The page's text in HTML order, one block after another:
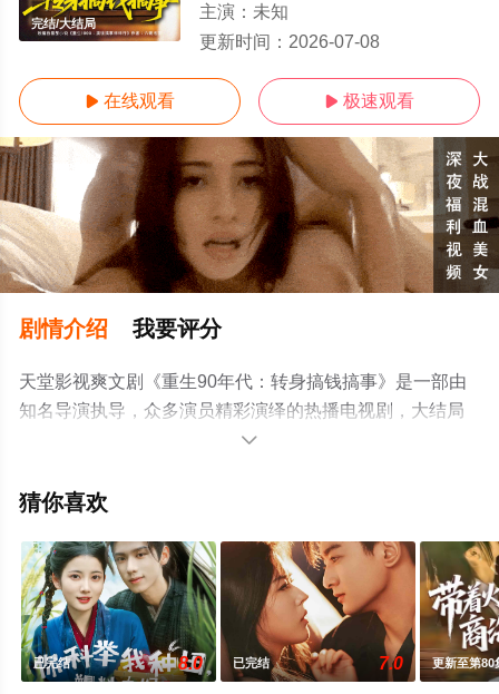
完结/大结局
主演： 未知
更新时间： 2026-07-08
 在线观看  极速观看
剧情介绍 我要评分
天堂影视爽文剧《重生90年代：转身搞钱搞事》是一部由
知名导演执导，众多演员精彩演绎的热播电视剧，大结局
剧情已揭晓（完结），手机免费观看高清无删减完整版电
视剧、电视猫或剧情网等平台了解。

猜你喜欢
已完结 8.0 已完结 7.0 更新至第80